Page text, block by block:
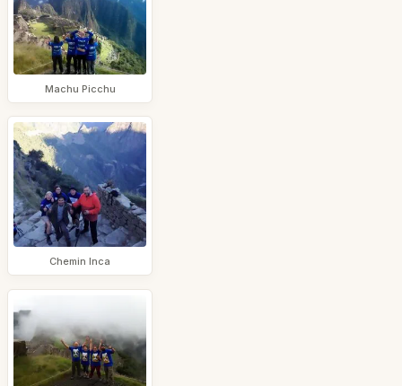
Machu Picchu
Chemin Inca